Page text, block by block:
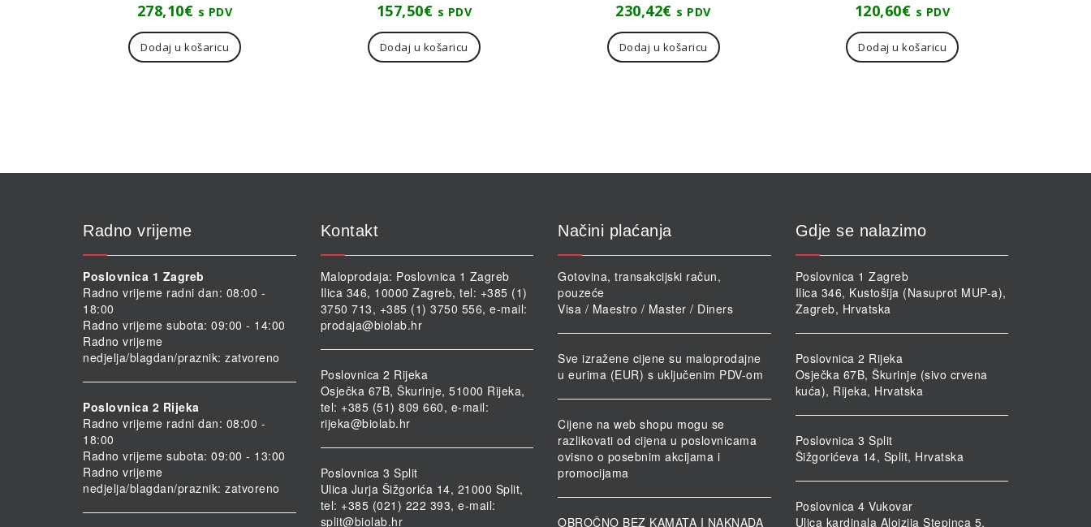
278,10€ s PDV
Dodaj u košaricu
157,50€ s PDV
Dodaj u košaricu
230,42€ s PDV
Dodaj u košaricu
120,60€ s PDV
Dodaj u košaricu
Radno vrijeme
Poslovnica 1 Zagreb
Radno vrijeme radni dan: 08:00 -
18:00
Radno vrijeme subota: 09:00 - 14:00
Radno vrijeme
nedjelja/blagdan/praznik: zatvoreno
Poslovnica 2 Rijeka
Radno vrijeme radni dan: 08:00 -
18:00
Radno vrijeme subota: 09:00 - 13:00
Radno vrijeme
nedjelja/blagdan/praznik: zatvoreno
Kontakt
Maloprodaja: Poslovnica 1 Zagreb
Ilica 346, 10000 Zagreb, tel: +385 (1)
3750 713, +385 (1) 3750 556, e-mail:
prodaja@biolab.hr
Poslovnica 2 Rijeka
Osječka 67B, Škurinje, 51000 Rijeka,
tel: +385 (51) 809 660, e-mail:
rijeka@biolab.hr
Poslovnica 3 Split
Ulica Jurja Šižgorića 14, 21000 Split,
tel: +385 (021) 222 393, e-mail:
split@biolab.hr
Načini plaćanja
Gotovina, transakcijski račun,
pouzeće
Visa / Maestro / Master / Diners
Sve izražene cijene su maloprodajne
u eurima (EUR) s uključenim PDV-om
Cijene na web shopu mogu se
razlikovati od cijena u poslovnicama
ovisno o posebnim akcijama i
promocijama
OBROČNO BEZ KAMATA I NAKNADA
Gdje se nalazimo
Poslovnica 1 Zagreb
Ilica 346, Kustošija (Nasuprot MUP-a),
Zagreb, Hrvatska
Poslovnica 2 Rijeka
Osječka 67B, Škurinje (sivo crvena
kuća), Rijeka, Hrvatska
Poslovnica 3 Split
Šižgorićeva 14, Split, Hrvatska
Poslovnica 4 Vukovar
Ulica kardinala Alojzija Stepinca 5,